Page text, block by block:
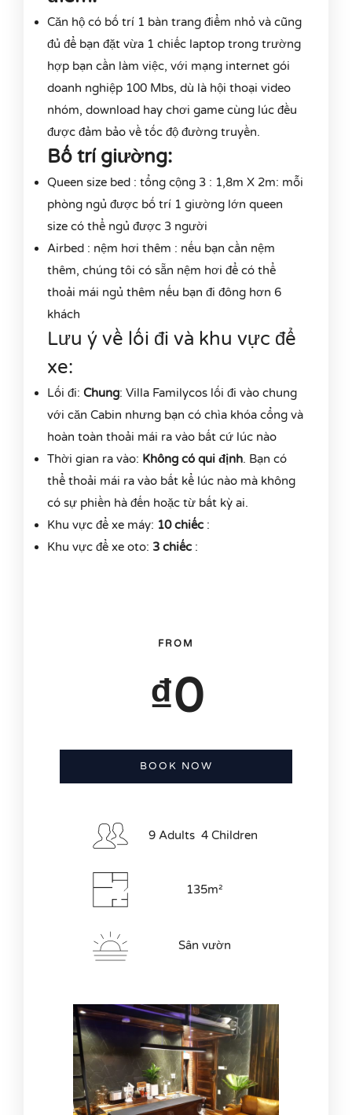
Căn hộ có bố trí 1 bàn trang điểm nhỏ và cũng
đủ để bạn đặt vừa 1 chiếc laptop trong trường
hợp bạn cần làm việc, với mạng internet gói
doanh nghiệp 100 Mbs, dù là hội thoại video
nhóm, download hay chơi game cùng lúc đều
được đảm bảo về tốc độ đường truyền.
Bố trí giường:
Queen size bed : tổng cộng 3 : 1,8m X 2m: mỗi
phòng ngủ được bố trí 1 giường lớn queen
size có thể ngủ được 3 người
Airbed : nệm hơi thêm : nếu bạn cần nệm
thêm, chúng tôi có sẵn nệm hơi để có thể
thoải mái ngủ thêm nếu bạn đi đông hơn 6
khách
Lưu ý về lối đi và khu vực để
xe:
Lối đi: Chung: Villa Familycos lối đi vào chung
với căn Cabin nhưng bạn có chìa khóa cổng và
hoàn toàn thoải mái ra vào bất cứ lúc nào
Thời gian ra vào: Không có qui định. Bạn có
thể thoải mái ra vào bất kể lúc nào mà không
có sự phiền hà đến hoặc từ bất kỳ ai.
Khu vực để xe máy: 10 chiếc :
Khu vực để xe oto: 3 chiếc :
FROM
₫0
BOOK NOW
Check-out Date*
Adults
9 Adults 4 Children
135m²
Sân vườn